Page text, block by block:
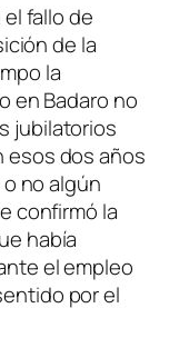
fallo de
de la
la
en Badaro no
jubilatorios
esos dos años
no algún
confirmó la
había
el empleo
por el